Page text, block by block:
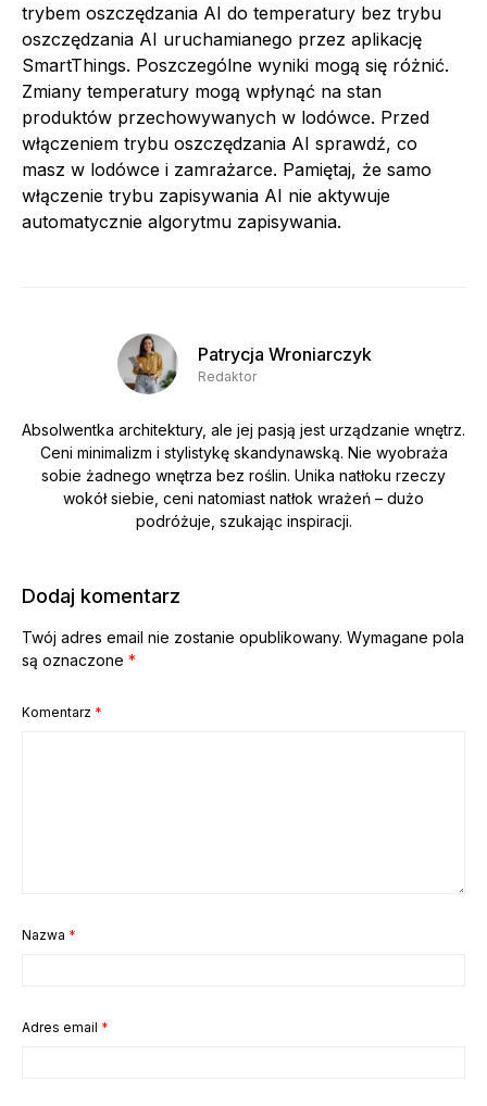
trybem oszczędzania AI do temperatury bez trybu
oszczędzania AI uruchamianego przez aplikację
SmartThings. Poszczególne wyniki mogą się różnić.
Zmiany temperatury mogą wpłynąć na stan
produktów przechowywanych w lodówce. Przed
włączeniem trybu oszczędzania AI sprawdź, co
masz w lodówce i zamrażarce. Pamiętaj, że samo
włączenie trybu zapisywania AI nie aktywuje
automatycznie algorytmu zapisywania.
Patrycja Wroniarczyk
Redaktor
Absolwentka architektury, ale jej pasją jest urządzanie wnętrz.
Ceni minimalizm i stylistykę skandynawską. Nie wyobraża
sobie żadnego wnętrza bez roślin. Unika natłoku rzeczy
wokół siebie, ceni natomiast natłok wrażeń – dużo
podróżuje, szukając inspiracji.
Dodaj komentarz
Twój adres email nie zostanie opublikowany. Wymagane pola
są oznaczone *
Komentarz *
Nazwa *
Adres email *